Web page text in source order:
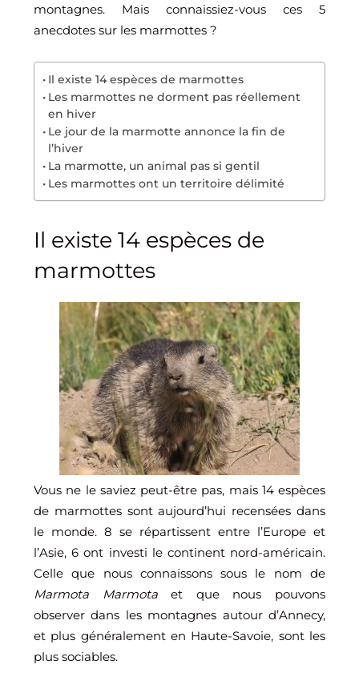
montagnes. Mais connaissiez-vous ces 5
anecdotes sur les marmottes ?
Il existe 14 espèces de marmottes
Les marmottes ne dorment pas réellement
en hiver
Le jour de la marmotte annonce la fin de
l’hiver
La marmotte, un animal pas si gentil
Les marmottes ont un territoire délimité
Il existe 14 espèces de
marmottes
Vous ne le saviez peut-être pas, mais 14 espèces
de marmottes sont aujourd’hui recensées dans
le monde. 8 se répartissent entre l’Europe et
l’Asie, 6 ont investi le continent nord-américain.
Celle que nous connaissons sous le nom de
Marmota Marmotaet que nous pouvons
observer dans les montagnes autour d’Annecy,
et plus généralement en Haute-Savoie, sont les
plus sociables.